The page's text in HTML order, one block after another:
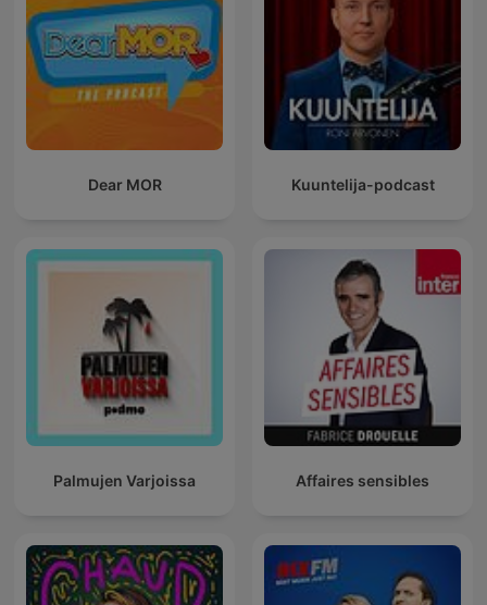
Dear MOR Kuuntelija-podcast
Palmujen Varjoissa Affaires sensibles